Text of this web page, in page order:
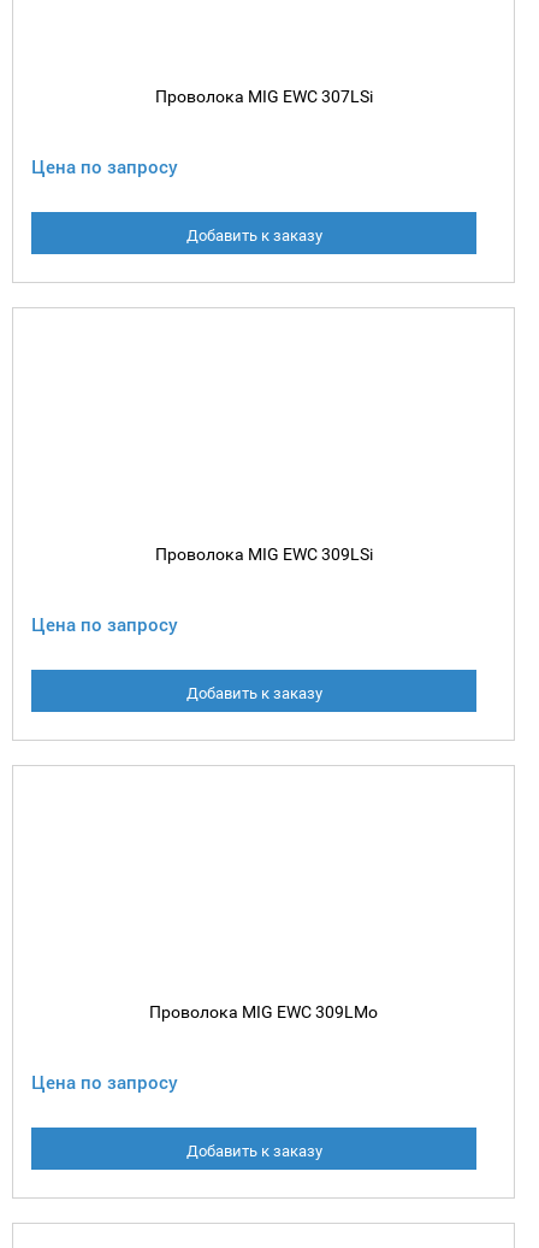
Проволока MIG EWC 307LSi
Цена по запросу
Добавить к заказу
Проволока MIG EWC 309LSi
Цена по запросу
Добавить к заказу
Проволока MIG EWC 309LMo
Цена по запросу
Добавить к заказу